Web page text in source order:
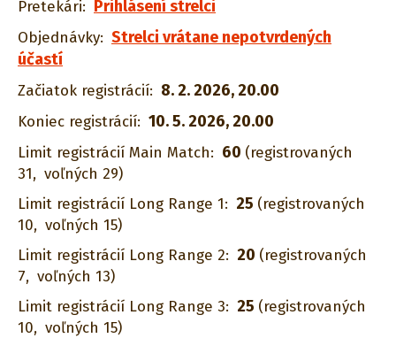
Pretekári: Prihlásení strelci
Objednávky: Strelci vrátane nepotvrdených
účastí
Začiatok registrácií: 8. 2. 2026, 20.00
Koniec registrácií: 10. 5. 2026, 20.00
Limit registrácií Main Match: 60 (registrovaných
31, voľných 29)
Limit registrácií Long Range 1: 25 (registrovaných
10, voľných 15)
Limit registrácií Long Range 2: 20 (registrovaných
7, voľných 13)
Limit registrácií Long Range 3: 25 (registrovaných
10, voľných 15)